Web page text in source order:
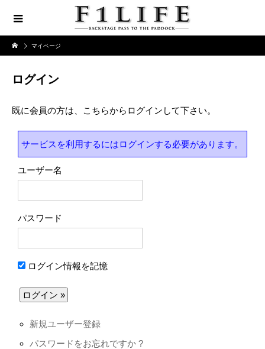
マイページ
ログイン
既に会員の方は、こちらからログインして下さい。
サービスを利用するにはログインする必要があります。
ユーザー名
パスワード
ログイン情報を記憶
新規ユーザー登録
パスワードをお忘れですか ?